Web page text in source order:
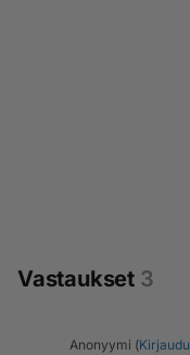
Vastaukset 3
Anonyymi (Kirjaudu